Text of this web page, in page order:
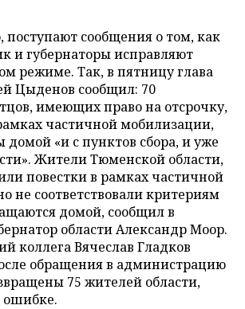
поступают сообщения о том, как
и губернаторы исправляют
режиме. Так, в пятницу глава
Цыденов сообщил: 70
имеющих право на отсрочку,
частичной мобилизации,
«и с пунктов сбора, и уже
Жители Тюменской области,
повестки в рамках частичной
не соответствовали критериям
домой, сообщил в
области Александр Моор.
коллега Вячеслав Гладков
обращения в администрацию
75 жителей области,
ошибке.